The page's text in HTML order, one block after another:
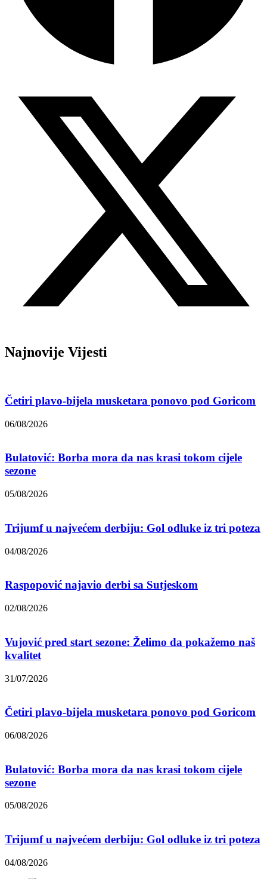
Najnovije Vijesti
Četiri plavo-bijela musketara ponovo pod Goricom
06/08/2026
Bulatović: Borba mora da nas krasi tokom cijele
sezone
05/08/2026
Trijumf u najvećem derbiju: Gol odluke iz tri poteza
04/08/2026
Raspopović najavio derbi sa Sutjeskom
02/08/2026
Vujović pred start sezone: Želimo da pokažemo naš
kvalitet
31/07/2026
Četiri plavo-bijela musketara ponovo pod Goricom
06/08/2026
Bulatović: Borba mora da nas krasi tokom cijele
sezone
05/08/2026
Trijumf u najvećem derbiju: Gol odluke iz tri poteza
04/08/2026